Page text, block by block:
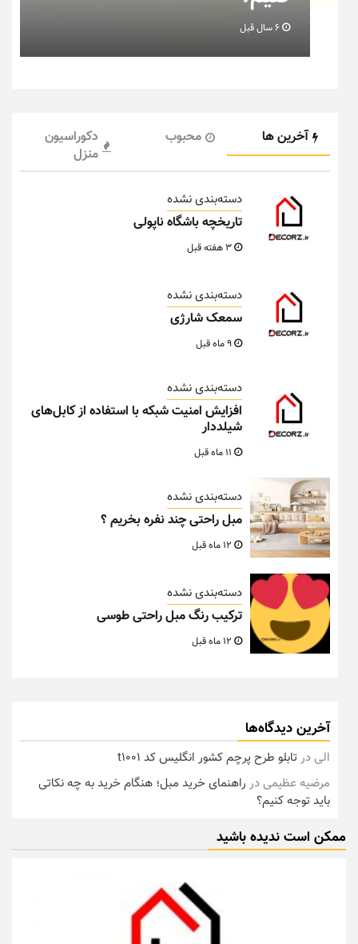
آخرین ها محبوب
دکوراسیون
منزل
دسته‌بندی نشده
تاریخچه باشگاه ناپولی
دسته‌بندی نشده
سمعک شارژی
دسته‌بندی نشده
افزایش امنیت شبکه با استفاده از کابل‌های
شیلددار
دسته‌بندی نشده
مبل راحتی چند نفره بخریم ؟
دسته‌بندی نشده
ترکیب رنگ مبل راحتی طوسی
آخرین دیدگاه‌ها
الیدرتابلو طرح پرچم کشور انگلیس کد t1001
مرضیه عظیمیدر راهنمای خرید مبل؛ هنگام خرید به چه نکاتی
باید توجه کنیم؟
ممکن است ندیده باشید